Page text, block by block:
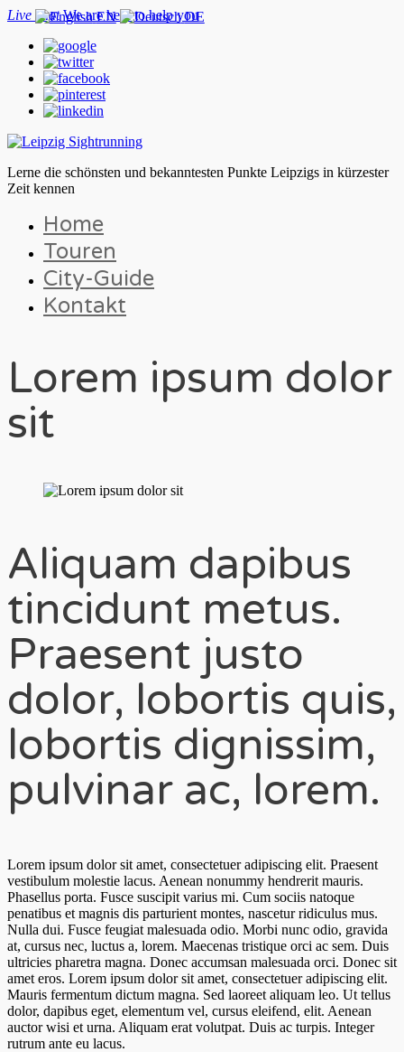
Live chatWe are here to help you
Lerne die schönsten und bekanntesten Punkte Leipzigs in kürzester
Zeit kennen
Home
Touren
City-Guide
Kontakt
Lorem ipsum dolor
sit
Aliquam dapibus
tincidunt metus.
Praesent justo
dolor, lobortis quis,
lobortis dignissim,
pulvinar ac, lorem.
Lorem ipsum dolor sit amet, consectetuer adipiscing elit. Praesent
vestibulum molestie lacus. Aenean nonummy hendrerit mauris.
Phasellus porta. Fusce suscipit varius mi. Cum sociis natoque
penatibus et magnis dis parturient montes, nascetur ridiculus mus.
Nulla dui. Fusce feugiat malesuada odio. Morbi nunc odio, gravida
at, cursus nec, luctus a, lorem. Maecenas tristique orci ac sem. Duis
ultricies pharetra magna. Donec accumsan malesuada orci. Donec sit
amet eros. Lorem ipsum dolor sit amet, consectetuer adipiscing elit.
Mauris fermentum dictum magna. Sed laoreet aliquam leo. Ut tellus
dolor, dapibus eget, elementum vel, cursus eleifend, elit. Aenean
auctor wisi et urna. Aliquam erat volutpat. Duis ac turpis. Integer
rutrum ante eu lacus.
EN DE